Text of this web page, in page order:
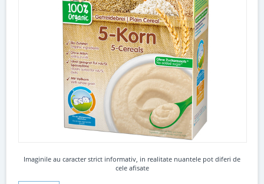
Imaginile au caracter strict informativ, in realitate nuantele pot diferi de
cele afisate